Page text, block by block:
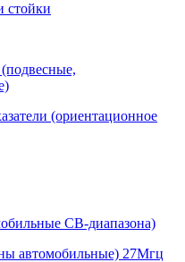
стойки
(ориентационное
СВ-диапазона)
автомобильные) 27Мгц